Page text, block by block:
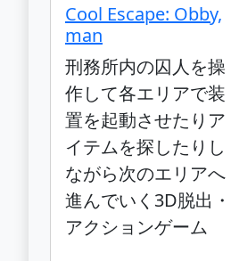
Cool Escape: Obby,
man
刑務所内の囚人を操
作して各エリアで装
置を起動させたりア
イテムを探したりし
ながら次のエリアへ
進んでいく3D脱出・
アクションゲーム